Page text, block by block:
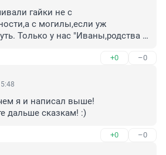
гайки не с
с могилы,если уж
Только у нас "Иваны,родства
пристанищем усопших!
Сой,Артём и сергей гость!
место катастрофы через
То что растащили
с поверхности,ещё не говорит
грунта, массы и скорости
и т.п.) не останутся обломки,
+0 –0
я и написал выше!
дальше сказкам! :)
+0 –0